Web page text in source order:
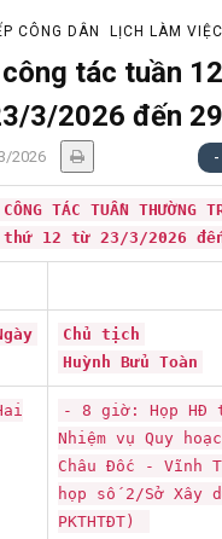
CÔNG DÂN LỊCH LÀM
tác tuần
3/2026 đến
2026 -
TÁC TUẦN THƯỜNG
thứ 12 từ 23/3/2026
Chủ tịch
Huỳnh Bửu Toàn
- 8 giờ: Họp HĐ
Nhiệm vụ Quy
Châu Đốc - Vĩnh
họp số 2/Sở Xây
PKTHTĐT)